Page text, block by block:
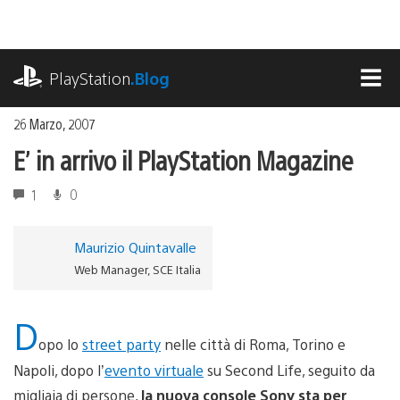
contenuto
PlayStation.Blog
26 Marzo, 2007
E’ in arrivo il PlayStation Magazine
1 0
Maurizio Quintavalle
Web Manager, SCE Italia
Dopo lo street party nelle città di Roma, Torino e
Napoli, dopo l’evento virtuale su Second Life, seguito da
migliaia di persone, la nuova console Sony sta per